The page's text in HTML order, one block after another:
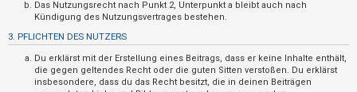
e
Das Nutzungsrecht nach Punkt 2, Unterpunkt a bleibt auch nach
Kündigung des Nutzungsvertrages bestehen.
3. PFLICHTEN DES NUTZERS
Du erklärst mit der Erstellung eines Beitrags, dass er keine Inhalte enthält,
die gegen geltendes Recht oder die guten Sitten verstoßen. Du erklärst
insbesondere, dass du das Recht besitzt, die in deinen Beiträgen